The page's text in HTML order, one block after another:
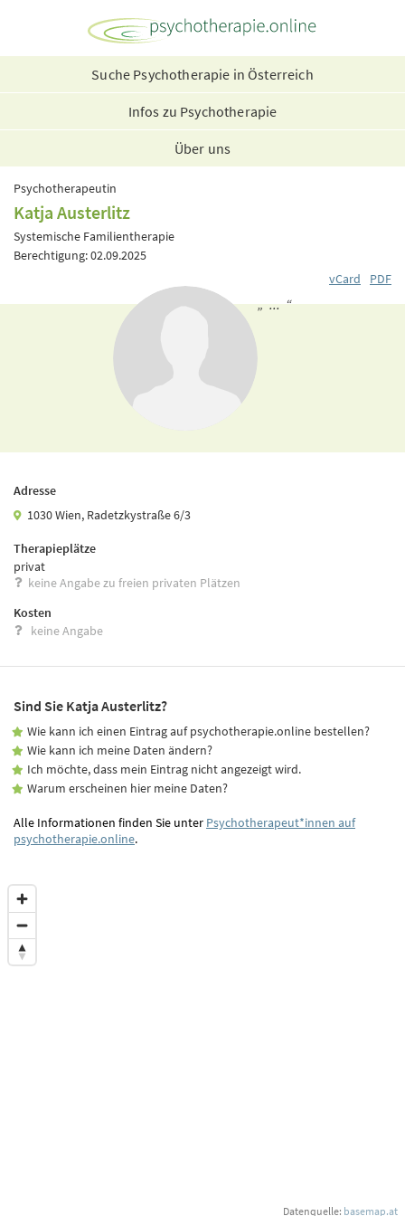
Suche Psychotherapie in Österreich
Infos zu Psychotherapie
Über uns
Psychotherapeutin
Katja Austerlitz
Systemische Familientherapie
Berechtigung: 02.09.2025
vCard
PDF
„ ... “
Adresse
1030 Wien, Radetzkystraße 6/3
Therapieplätze
privat
keine Angabe zu freien privaten Plätzen
Kosten
keine Angabe
Sind Sie Katja Austerlitz?
Wie kann ich einen Eintrag auf psychotherapie.online bestellen?
Wie kann ich meine Daten ändern?
Ich möchte, dass mein Eintrag nicht angezeigt wird.
Warum erscheinen hier meine Daten?
Alle Informationen finden Sie unter Psychotherapeut*innen auf
psychotherapie.online.
Datenquelle: basemap.at